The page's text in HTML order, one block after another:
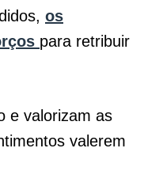
os
para retribuir
e valorizam as
valerem